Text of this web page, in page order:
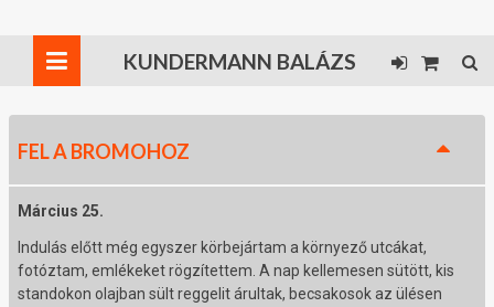
KUNDERMANN BALÁZS
FEL A BROMOHOZ
Március 25.
Indulás előtt még egyszer körbejártam a környező utcákat,
fotóztam, emlékeket rögzítettem. A nap kellemesen sütött, kis
standokon olajban sült reggelit árultak, becsakosok az ülésen